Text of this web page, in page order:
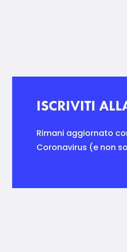
ISCRIVITI
Rimani aggiornato
Coronavirus (e non